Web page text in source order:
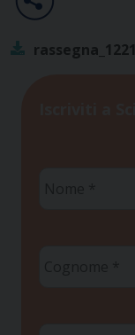
rassegna_1221